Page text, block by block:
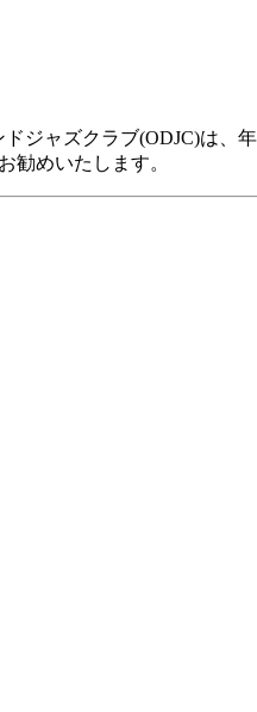
ジャズクラブ(ODJC)は、
勧めいたします。